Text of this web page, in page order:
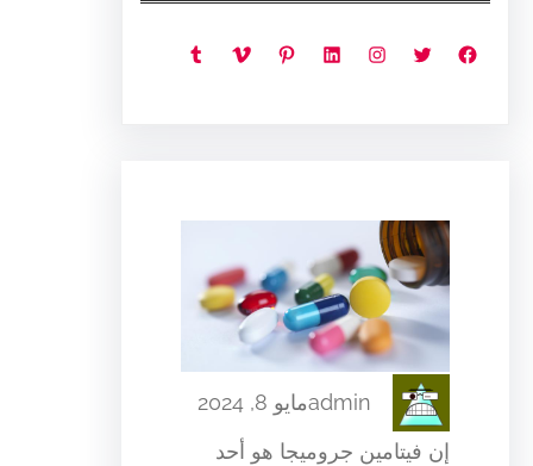
فيسبوك تويتر إنستجرام لينكد إن بينتريست فيميو تمبلر
adminمايو 8, 2024
إن فيتامين جروميجا هو أحد